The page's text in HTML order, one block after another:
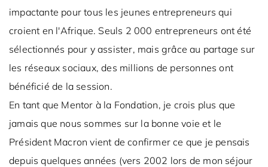
impactante pour tous les jeunes entrepreneurs qui
croient en l'Afrique. Seuls 2 000 entrepreneurs ont été
sélectionnés pour y assister, mais grâce au partage sur
les réseaux sociaux, des millions de personnes ont
bénéficié de la session.
En tant que Mentor à la Fondation, je crois plus que
jamais que nous sommes sur la bonne voie et le
Président Macron vient de confirmer ce que je pensais
depuis quelques années (vers 2002 lors de mon séjour